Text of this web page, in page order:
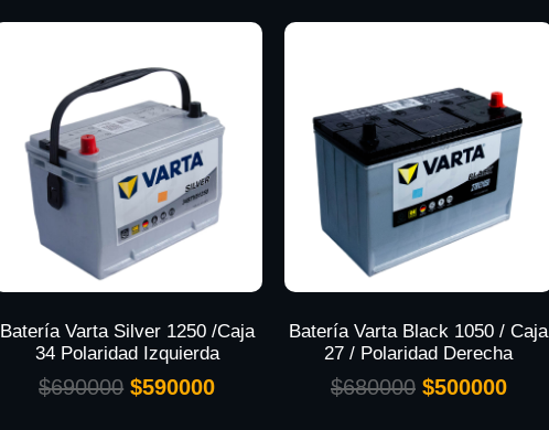
Batería Varta Silver 1250 /Caja
34 Polaridad Izquierda
$690000 $590000
Batería Varta Black 1050 / Caja
27 / Polaridad Derecha
$680000 $500000